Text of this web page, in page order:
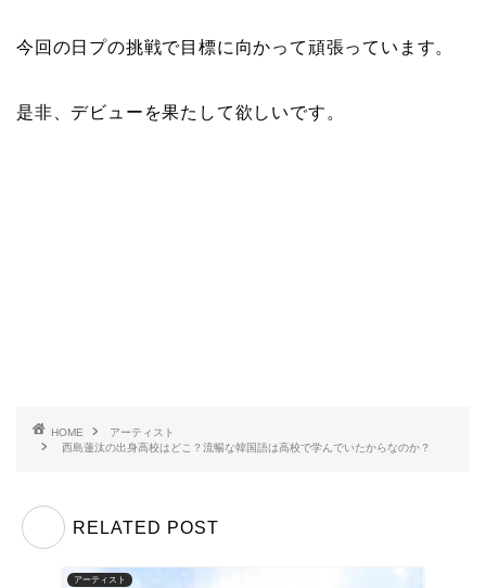
今回の日プの挑戦で目標に向かって頑張っています。
是非、デビューを果たして欲しいです。
HOME
アーティスト
西島蓮汰の出身高校はどこ？流暢な韓国語は高校で学んでいたからなのか？
RELATED POST
アーティスト